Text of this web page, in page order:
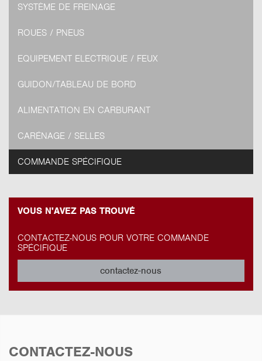
SYSTÈME DE FREINAGE
ROUES / PNEUS
EQUIPEMENT ELECTRIQUE / FEUX
GUIDON/TABLEAU DE BORD
ALIMENTATION EN CARBURANT
CARÉNAGE / SELLES
COMMANDE SPÉCIFIQUE
VOUS N'AVEZ PAS TROUVÉ
CONTACTEZ-NOUS POUR VOTRE COMMANDE
SPÉCIFIQUE
contactez-nous
CONTACTEZ-NOUS